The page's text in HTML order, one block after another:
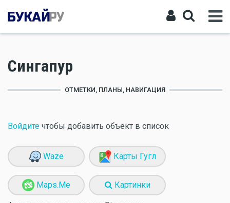
Сингапур
ОТМЕТКИ, ПЛАНЫ, НАВИГАЦИЯ
Войдите чтобы добавить объект в список
Waze Карты Гугл
Maps.Me Картинки